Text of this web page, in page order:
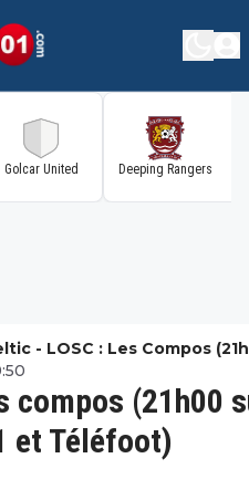
Golcar United Deeping Rangers
- LOSC : Les Compos
RMC Story, RMC 1 Et
compos (21h00
et Téléfoot)